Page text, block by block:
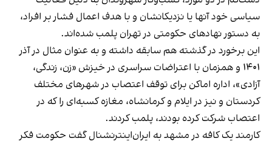
سیاسی خود آنها یا نزدیکانشان و با هدف اعمال فشار بر افراد،
به دستور نهادهای حکومتی در تهران پلمب شده‌اند.
این برخورد در گذشته هم سابقه داشته و به عنوان مثال در آذر
۱۴۰۱ و همزمان با اعتراضات سراسری در خیزش «زن، زندگی،
آزادی»، اداره اماکن برای توقف اعتصاب در شهرهای مختلف
کردستان و نیز در ایلام و کرمانشاه، مغازه کسبه‌ای را که در
اعتصاب شرکت کرده بودند، پلمب کردند.
کارمند یک کافه در مشهد به ایران‌اینترنشنال گفت حکومت فکر